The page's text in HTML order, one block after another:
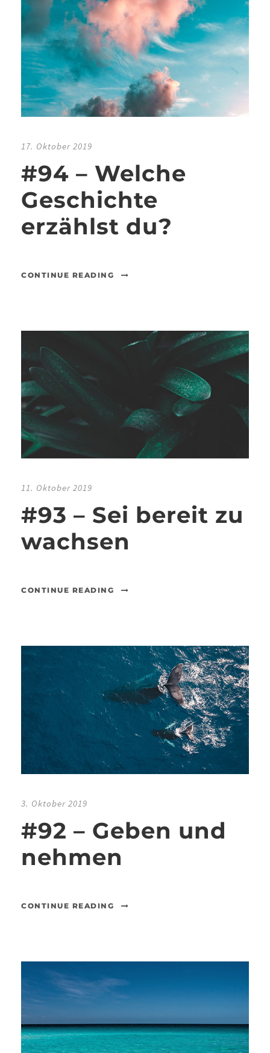
17. Oktober 2019
#94 – Welche
Geschichte
erzählst du?
CONTINUE READING
11. Oktober 2019
#93 – Sei bereit zu
wachsen
CONTINUE READING
3. Oktober 2019
#92 – Geben und
nehmen
CONTINUE READING